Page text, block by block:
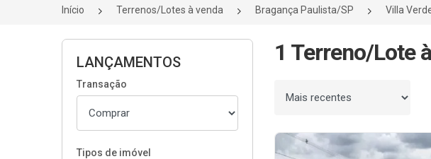
Início Terrenos/Lotes à venda Bragança Paulista/SP Villa
LANÇAMENTOS
Transação
Tipos de imóvel
1 Terreno/Lote
Ordenar por